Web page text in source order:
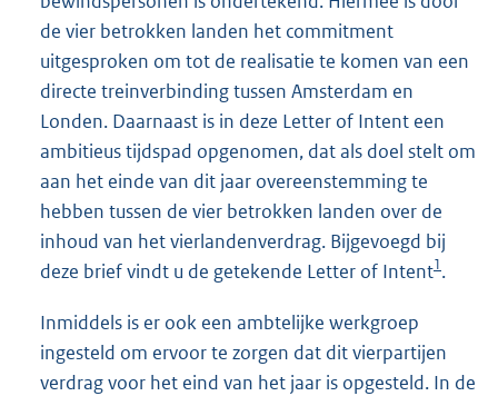
de vier betrokken landen het commitment
uitgesproken om tot de realisatie te komen van een
directe treinverbinding tussen Amsterdam en
Londen. Daarnaast is in deze Letter of Intent een
ambitieus tijdspad opgenomen, dat als doel stelt om
aan het einde van dit jaar overeenstemming te
hebben tussen de vier betrokken landen over de
inhoud van het vierlandenverdrag. Bijgevoegd bij
deze brief vindt u de getekende Letter of Intent1.
Inmiddels is er ook een ambtelijke werkgroep
ingesteld om ervoor te zorgen dat dit vierpartijen
verdrag voor het eind van het jaar is opgesteld. In de